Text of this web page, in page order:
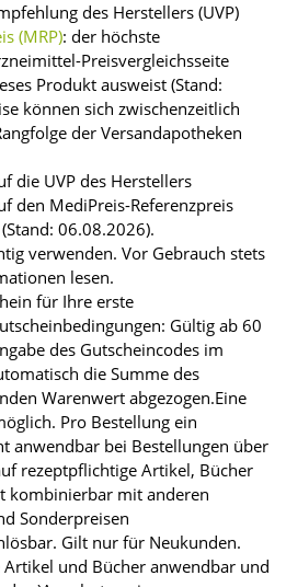
des Herstellers (UVP)
(MRP): der höchste
Preisvergleichsseite
Produkt ausweist (Stand:
können sich zwischenzeitlich
der Versandapotheken
die UVP des Herstellers
den MediPreis-Referenzpreis
06.08.2026).
verwenden. Vor Gebrauch stets
lesen.
für Ihre erste
Gültig ab 60
des Gutscheincodes im
die Summe des
Warenwert abgezogen.Eine
Pro Bestellung ein
anwendbar bei Bestellungen über
rezeptpflichtige Artikel, Bücher
kombinierbar mit anderen
Sonderpreisen
Gilt nur für Neukunden.
und Bücher anwendbar und